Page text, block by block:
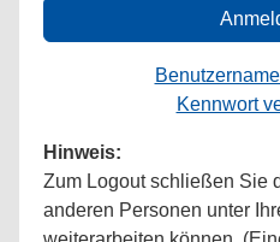
Kennwort
Hinweis:
Zum Logout schließen Sie
anderen Personen unter